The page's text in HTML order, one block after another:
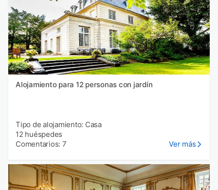
Alojamiento para 12 personas con jardín
Tipo de alojamiento: Casa
12 huéspedes
Comentarios: 7
Ver más